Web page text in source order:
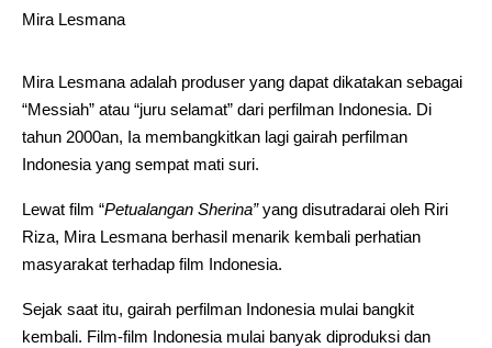
Mira Lesmana
Mira Lesmana adalah produser yang dapat dikatakan sebagai
“Messiah” atau “juru selamat” dari perfilman Indonesia. Di
tahun 2000an, Ia membangkitkan lagi gairah perfilman
Indonesia yang sempat mati suri.
Lewat film “Petualangan Sherina”yang disutradarai oleh Riri
Riza, Mira Lesmana berhasil menarik kembali perhatian
masyarakat terhadap film Indonesia.
Sejak saat itu, gairah perfilman Indonesia mulai bangkit
kembali. Film-film Indonesia mulai banyak diproduksi dan